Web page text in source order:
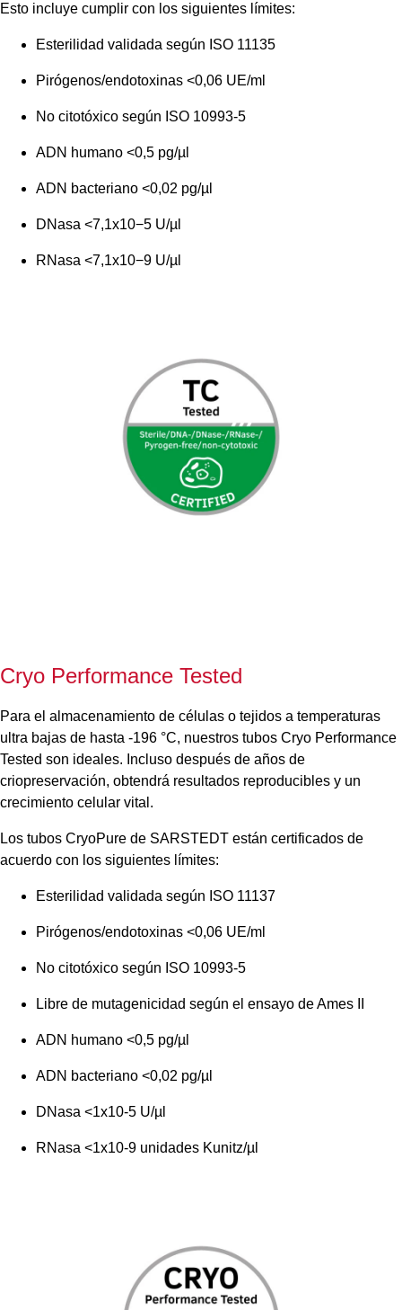
Esto incluye cumplir con los siguientes límites:
Esterilidad validada según ISO 11135
Pirógenos/endotoxinas <0,06 UE/ml
No citotóxico según ISO 10993-5
ADN humano <0,5 pg/µl
ADN bacteriano <0,02 pg/µl
DNasa <7,1x10−5 U/µl
RNasa <7,1x10−9 U/µl
Cryo Performance Tested
Para el almacenamiento de células o tejidos a temperaturas
ultra bajas de hasta -196 °C, nuestros tubos Cryo Performance
Tested son ideales. Incluso después de años de
criopreservación, obtendrá resultados reproducibles y un
crecimiento celular vital.
Los tubos CryoPure de SARSTEDT están certificados de
acuerdo con los siguientes límites:
Esterilidad validada según ISO 11137
Pirógenos/endotoxinas <0,06 UE/ml
No citotóxico según ISO 10993-5
Libre de mutagenicidad según el ensayo de Ames II
ADN humano <0,5 pg/µl
ADN bacteriano <0,02 pg/µl
DNasa <1x10-5 U/µl
RNasa <1x10-9 unidades Kunitz/µl